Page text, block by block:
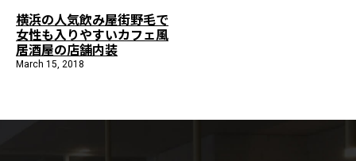
はじめての方
店舗内装工事.comの強み
施工までの流れ
横浜の人気飲み屋街野毛で
女性も入りやすいカフェ風
居酒屋の店舗内装
March 15, 2018